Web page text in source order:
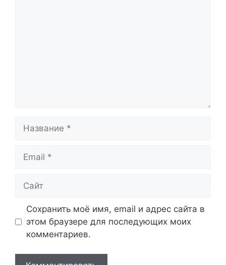
Название
Email
Сайт
Сохранить моё имя, email и адрес сайта в
этом браузере для последующих моих
комментариев.